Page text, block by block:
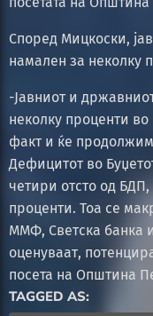
Според Мицкоски,
намален за неколку
-Јавниот и
неколку проценти
факт и ќе
Дефицитот во
четири отсто од
проценти. Тоа се
ММФ, Светска банка
оценуваат,
посета на Општина
TAGGED AS: